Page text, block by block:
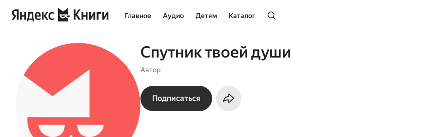
Главное Аудио Детям Каталог
Спутник твоей души
Автор
Подписаться